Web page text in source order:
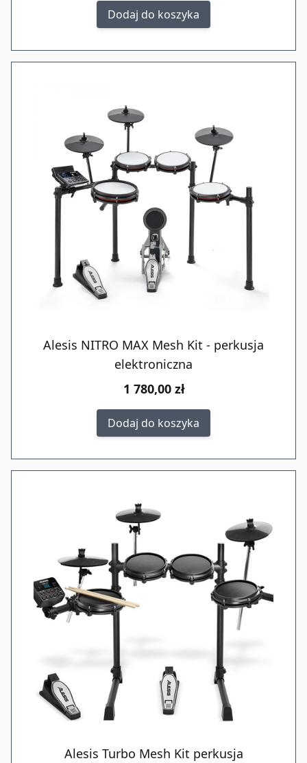
Dodaj do koszyka
Alesis NITRO MAX Mesh Kit - perkusja
elektroniczna
1 780,00 zł
Dodaj do koszyka
Alesis Turbo Mesh Kit perkusja